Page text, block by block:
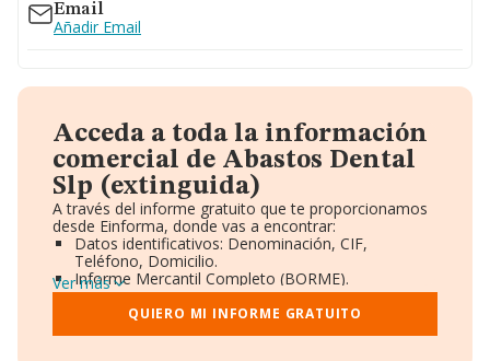
Email
Añadir Email
Acceda a toda la información
comercial de Abastos Dental
Slp (extinguida)
A través del informe gratuito que te proporcionamos
desde Einforma, donde vas a encontrar:
Datos identificativos: Denominación, CIF,
Teléfono, Domicilio.
Informe Mercantil Completo (BORME).
Gráficos de Evolución Ventas y Empleados.
Consejo de Administración y Administradores.
Directivos y Ejecutivos.
Ver más
QUIERO MI INFORME GRATUITO